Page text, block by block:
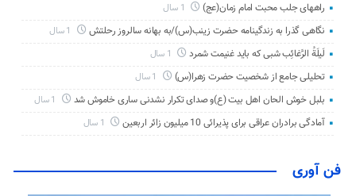
راههای جلب محبت امام زمان(عج)
نگاهی گذرا به زندگینامه حضرت زینب(س)/به بهانه سالروز رحلتش
لَیلَةُ الرَّغائِب شبی که باید غنیمت شمرد
تحلیلی جامع از شخصیت حضرت زهرا(س)
بلبل خوش الحان اهل بیت (ع)و صدای تکرار نشدنی ساری خاموش شد
آمادگی برادران عراقی برای پذیرائی 10 میلیون زائر اربعین
فن آوری